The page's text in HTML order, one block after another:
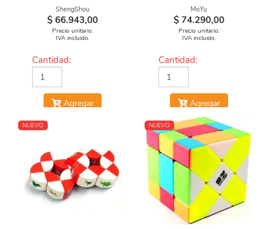
ShengShou
$ 66.943,00
Precio unitario.
IVA incluido.
Cantidad:
Agregar
MoYu
$ 74.290,00
Precio unitario.
IVA incluido.
Cantidad:
Agregar
NUEVO NUEVO